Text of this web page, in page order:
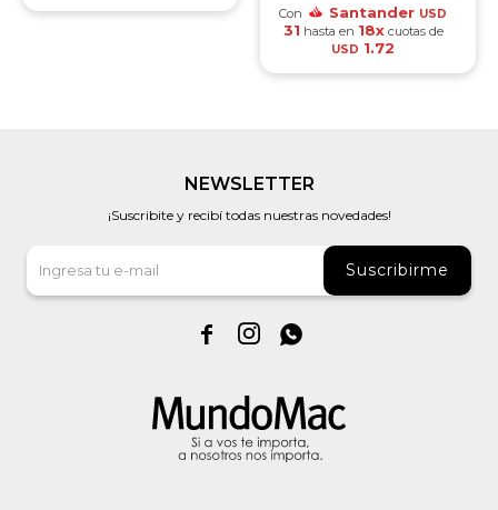
Con Santander USD
31 hasta en 18xcuotas de
USD 1.72
NEWSLETTER
¡Suscribite y recibí todas nuestras novedades!
Suscribirme
  